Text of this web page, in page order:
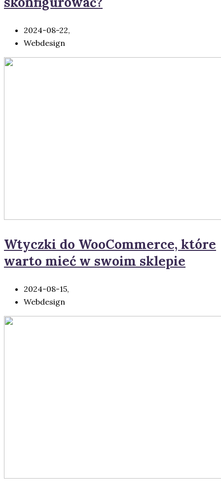
2024-08-22,
Webdesign
Wtyczki do WooCommerce, które
warto mieć w swoim sklepie
2024-08-15,
Webdesign